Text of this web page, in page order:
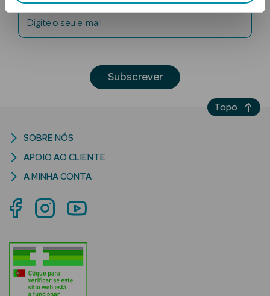
Corpo
Rosto
Lábios
Criança
Digite o seu e-mail
Subscrever
SOBRE NÓS
APOIO AO CLIENTE
A MINHA CONTA
Topo